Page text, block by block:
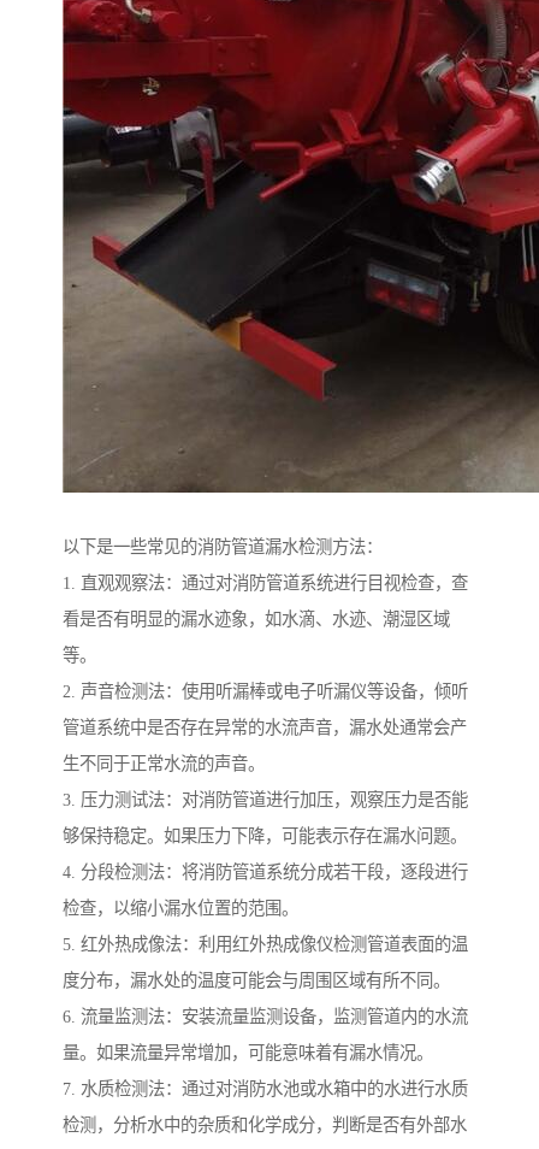
以下是一些常见的消防管道漏水检测方法：
1. 直观观察法：通过对消防管道系统进行目视检查，查
看是否有明显的漏水迹象，如水滴、水迹、潮湿区域
等。
2. 声音检测法：使用听漏棒或电子听漏仪等设备，倾听
管道系统中是否存在异常的水流声音，漏水处通常会产
生不同于正常水流的声音。
3. 压力测试法：对消防管道进行加压，观察压力是否能
够保持稳定。如果压力下降，可能表示存在漏水问题。
4. 分段检测法：将消防管道系统分成若干段，逐段进行
检查，以缩小漏水位置的范围。
5. 红外热成像法：利用红外热成像仪检测管道表面的温
度分布，漏水处的温度可能会与周围区域有所不同。
6. 流量监测法：安装流量监测设备，监测管道内的水流
量。如果流量异常增加，可能意味着有漏水情况。
7. 水质检测法：通过对消防水池或水箱中的水进行水质
检测，分析水中的杂质和化学成分，判断是否有外部水